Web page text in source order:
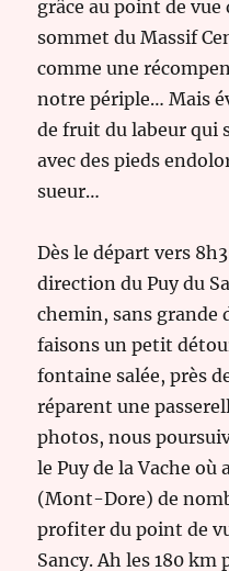
grâce au point de
sommet du Massif
comme une
notre périple… Mais
de fruit du labeur qui
avec des pieds
sueur…
Dès le départ vers
direction du Puy du
chemin, sans
faisons un petit
fontaine salée, près
réparent une
photos, nous
le Puy de la Vache
(Mont-Dore) de
profiter du point de
Sancy. Ah les 180 km